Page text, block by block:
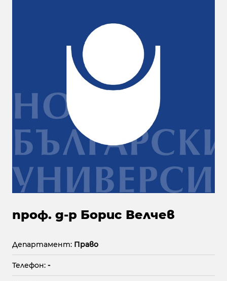
проф. д-р Борис Велчев
Департамент: Право
Телефон: -